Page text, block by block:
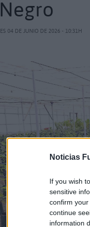
Noticias
If you wish
sensitive
confirm
continue
information
04 DE JUNIO DE 2026 - 10:31H